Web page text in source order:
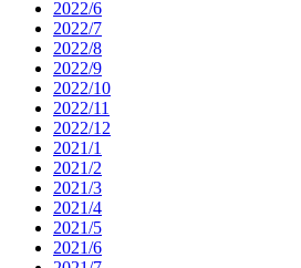
2022/6
2022/7
2022/8
2022/9
2022/10
2022/11
2022/12
2021/1
2021/2
2021/3
2021/4
2021/5
2021/6